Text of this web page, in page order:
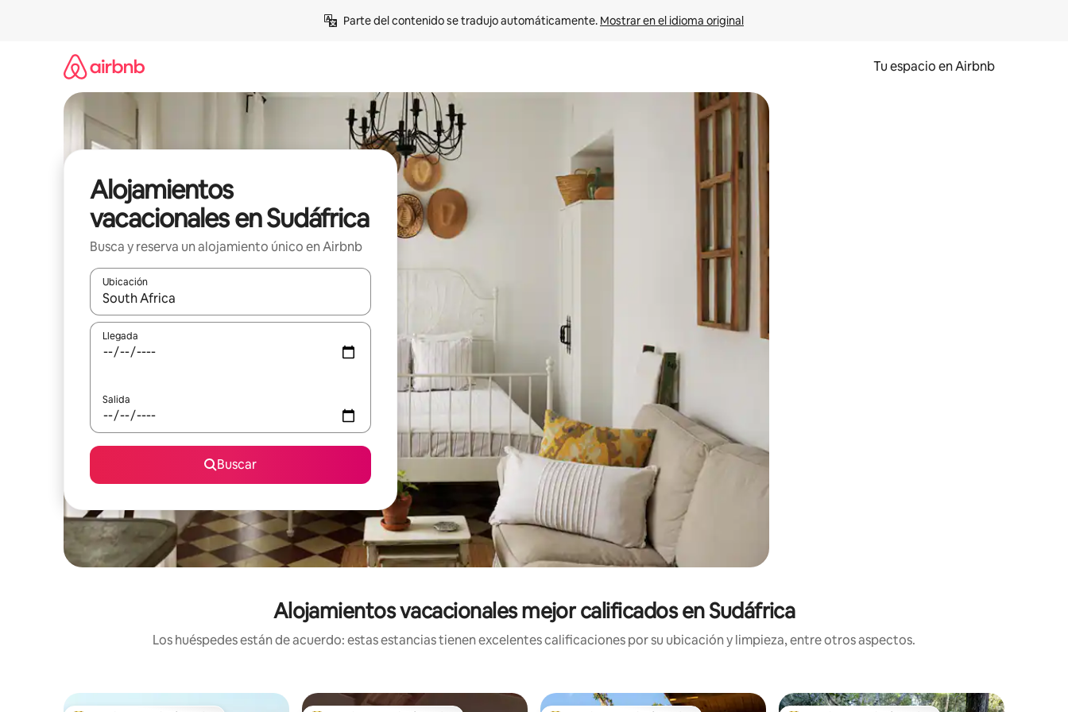
Parte del contenido se tradujo automáticamente. Mostrar en el idioma original
Tu espacio en Airbnb
Alojamientos
vacacionales en Sudáfrica
Busca y reserva un alojamiento único en Airbnb
Ubicación
Cuando los resultados estén disponibles, podrás navegar usando las teclas de las flechas hacia arriba y hacia abajo, o bien tocando y deslizando la pantalla.
Llegada
Salida
Buscar
Alojamientos vacacionales mejor calificados en Sudáfrica
Los huéspedes están de acuerdo: estas estancias tienen excelentes calificaciones por su ubicación y limpieza, entre otros aspectos.